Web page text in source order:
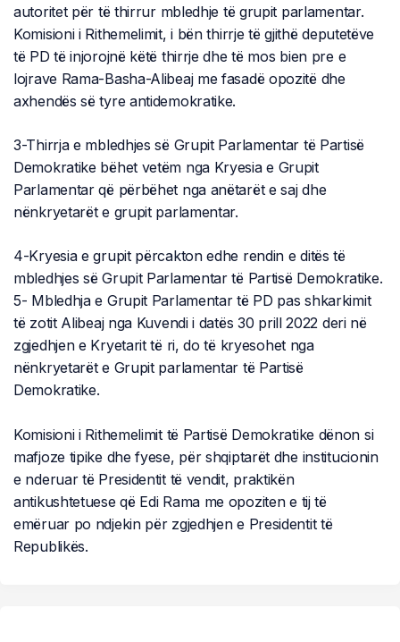
autoritet për të thirrur mbledhje të grupit parlamentar.
Komisioni i Rithemelimit, i bën thirrje të gjithë deputetëve
të PD të injorojnë këtë thirrje dhe të mos bien pre e
lojrave Rama-Basha-Alibeaj me fasadë opozitë dhe
axhendës së tyre antidemokratike.
3-Thirrja e mbledhjes së Grupit Parlamentar të Partisë
Demokratike bëhet vetëm nga Kryesia e Grupit
Parlamentar që përbëhet nga anëtarët e saj dhe
nënkryetarët e grupit parlamentar.
4-Kryesia e grupit përcakton edhe rendin e ditës të
mbledhjes së Grupit Parlamentar të Partisë Demokratike.
5- Mbledhja e Grupit Parlamentar të PD pas shkarkimit
të zotit Alibeaj nga Kuvendi i datës 30 prill 2022 deri në
zgjedhjen e Kryetarit të ri, do të kryesohet nga
nënkryetarët e Grupit parlamentar të Partisë
Demokratike.
Komisioni i Rithemelimit të Partisë Demokratike dënon si
mafjoze tipike dhe fyese, për shqiptarët dhe institucionin
e nderuar të Presidentit të vendit, praktikën
antikushtetuese që Edi Rama me opoziten e tij të
emëruar po ndjekin për zgjedhjen e Presidentit të
Republikës.